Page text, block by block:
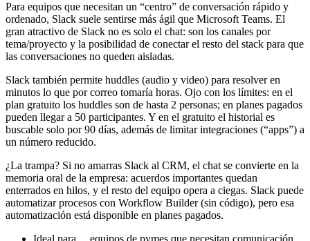
Para equipos que necesitan un “centro” de conversación rápido y
ordenado, Slack suele sentirse más ágil que Microsoft Teams. El
gran atractivo de Slack no es solo el chat: son los canales por
tema/proyecto y la posibilidad de conectar el resto del stack para que
las conversaciones no queden aisladas.
Slack también permite huddles (audio y video) para resolver en
minutos lo que por correo tomaría horas. Ojo con los límites: en el
plan gratuito los huddles son de hasta 2 personas; en planes pagados
pueden llegar a 50 participantes. Y en el gratuito el historial es
buscable solo por 90 días, además de limitar integraciones (“apps”) a
un número reducido.
¿La trampa? Si no amarras Slack al CRM, el chat se convierte en la
memoria oral de la empresa: acuerdos importantes quedan
enterrados en hilos, y el resto del equipo opera a ciegas. Slack puede
automatizar procesos con Workflow Builder (sin código), pero esa
automatización está disponible en planes pagados.